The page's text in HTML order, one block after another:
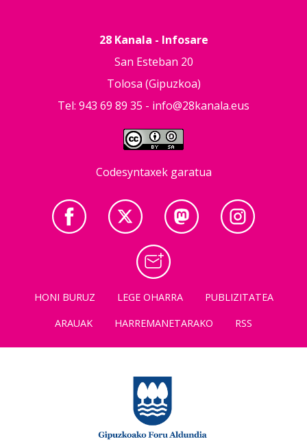
28 Kanala - Infosare
San Esteban 20
Tolosa (Gipuzkoa)
Tel: 943 69 89 35 - info@28kanala.eus
Codesyntaxek garatua
HONI BURUZ LEGE OHARRA
PUBLIZITATEA
ARAUAK
HARREMANETARAKO RSS